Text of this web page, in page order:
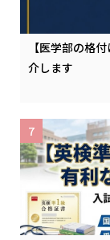
【医学部の格
介します
7